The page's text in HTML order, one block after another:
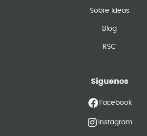
Sobre Ideas
Blog
RSC
Síguenos
Facebook
Instagram